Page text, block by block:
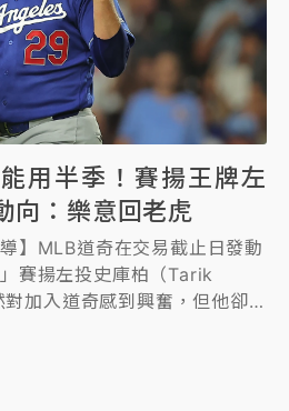
用半季！賽揚王牌左
向：樂意回老虎
】MLB道奇在交易截止日發動
賽揚左投史庫柏（Tarik
加入道奇感到興奮，但他卻
未來動向，透露不排除重返老